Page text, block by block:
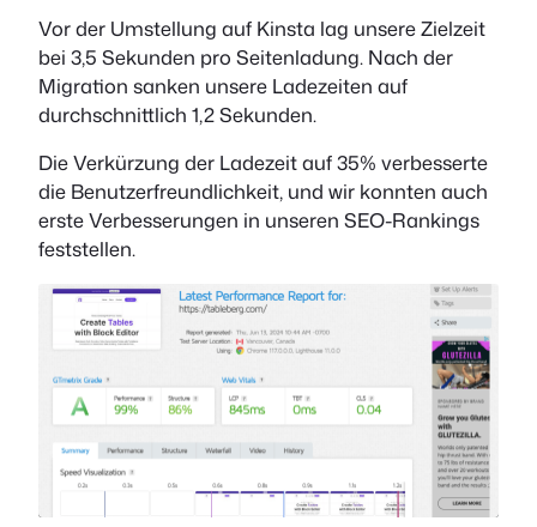
Vor der Umstellung auf Kinsta lag unsere Zielzeit
bei 3,5 Sekunden pro Seitenladung. Nach der
Migration sanken unsere Ladezeiten auf
durchschnittlich 1,2 Sekunden.
Die Verkürzung der Ladezeit auf 35% verbesserte
die Benutzerfreundlichkeit, und wir konnten auch
erste Verbesserungen in unseren SEO-Rankings
feststellen.